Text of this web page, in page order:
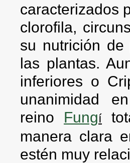
caracterizados
clorofila,
su nutrición de
las plantas.
inferiores o
unanimidad
reino Fungí
manera clara
estén muy